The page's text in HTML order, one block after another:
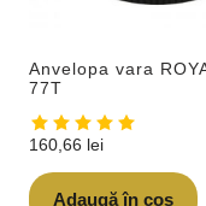
Anvelopa vara
77T
160,66 lei
Adaugă în coș